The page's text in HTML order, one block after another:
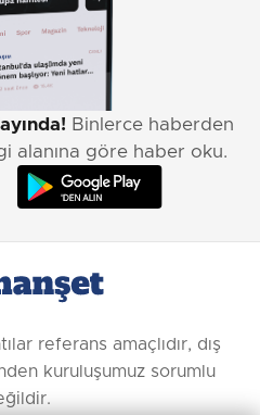
Binlerce haberden
alanına göre haber oku.
referans amaçlıdır, dış
kuruluşumuz sorumlu